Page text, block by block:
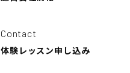
Contact
体験レッスン申し込み